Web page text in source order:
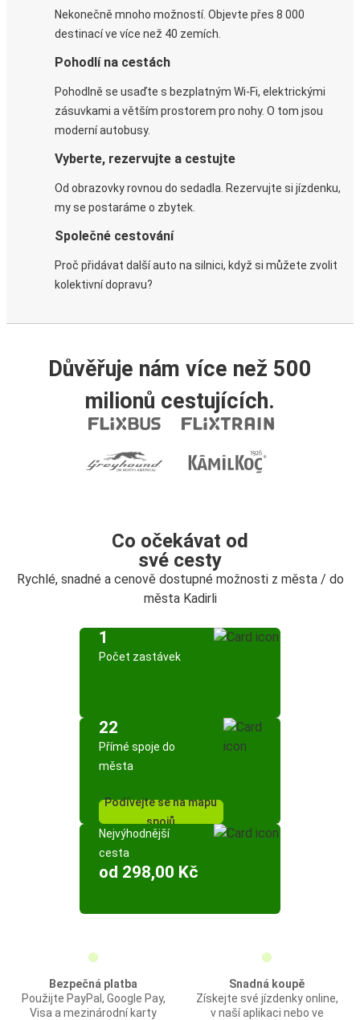
Nekonečně mnoho možností. Objevte přes 8 000
destinací ve více než 40 zemích.
Pohodlí na cestách
Pohodlně se usaďte s bezplatným Wi-Fi, elektrickými
zásuvkami a větším prostorem pro nohy. O tom jsou
moderní autobusy.
Vyberte, rezervujte a cestujte
Od obrazovky rovnou do sedadla. Rezervujte si jízdenku,
my se postaráme o zbytek.
Společné cestování
Proč přidávat další auto na silnici, když si můžete zvolit
kolektivní dopravu?
Důvěřuje nám více než 500
milionů cestujících.
Co očekávat od
své cesty
Rychlé, snadné a cenově dostupné možnosti z města / do
města Kadirli
1
Počet zastávek
22
Přímé spoje do
města
Podívejte se na mapu
spojů
Nejvýhodnější
cesta
od 298,00 Kč
Bezpečná platba
Použijte PayPal, Google Pay,
Visa a mezinárodní karty
Snadná koupě
Získejte své jízdenky online,
v naší aplikaci nebo ve